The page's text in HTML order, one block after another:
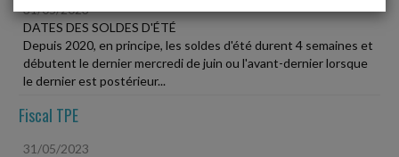
31/05/2023
DATES DES SOLDES D'ÉTÉ
Depuis 2020, en principe, les soldes d'été durent 4 semaines et
débutent le dernier mercredi de juin ou l'avant-dernier lorsque
le dernier est postérieur...
Fiscal TPE
31/05/2023